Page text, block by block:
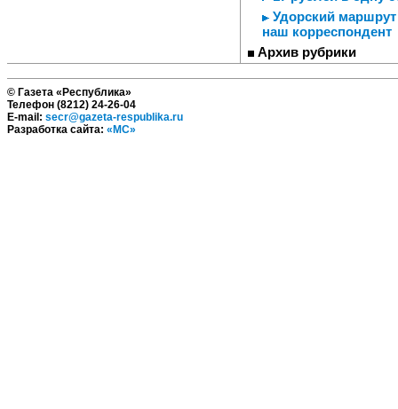
Удорский
наш корреспондент
Архив рубрики
© Газета «Республика»
Телефон (8212) 24-26-04
E-mail: secr@gazeta-respublika.ru
Разработка сайта: «МС»